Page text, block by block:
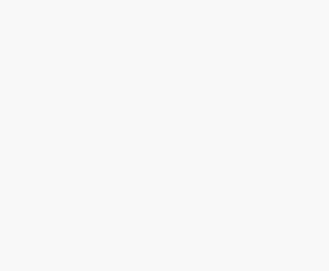
des Entwurfs
3, 02829 Markersdorf, Zimmer 7 öffentlich ausgelegt.